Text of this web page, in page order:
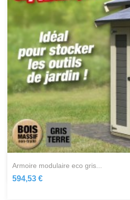
armoire modulaire eco gris...
594,53 €